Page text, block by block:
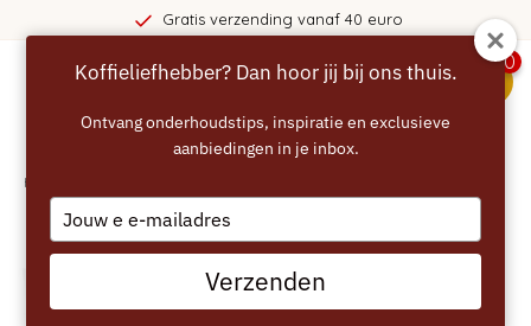
vanaf 40 euro 365
0
Home
Koffieliefhebber? Dan hoor jij bij ons thuis.
Ontvang onderhoudstips, inspiratie en exclusieve
aanbiedingen in je inbox.
Type
your
email
Verzenden